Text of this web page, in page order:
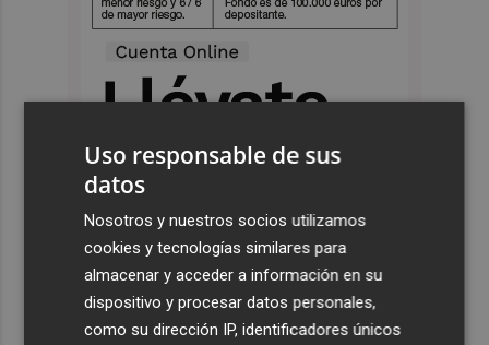
Uso responsable de sus
datos
Nosotros y nuestros socios utilizamos
cookies y tecnologías similares para
almacenar y acceder a información en su
dispositivo y procesar datos personales,
como su dirección IP, identificadores únicos